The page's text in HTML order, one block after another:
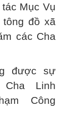
Mục Vụ
tông đồ xã
các Cha
được sự
Linh
Công